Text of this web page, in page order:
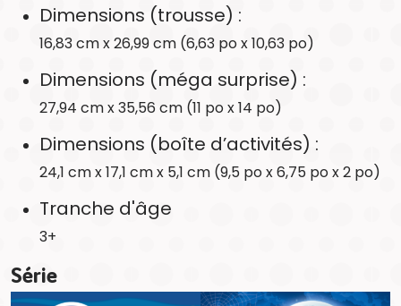
Dimensions (trousse) :
16,83 cm x 26,99 cm (6,63 po x 10,63 po)
Dimensions (méga surprise) :
27,94 cm x 35,56 cm (11 po x 14 po)
Dimensions (boîte d’activités) :
24,1 cm x 17,1 cm x 5,1 cm (9,5 po x 6,75 po x 2 po)
Tranche d'âge
3+
Série